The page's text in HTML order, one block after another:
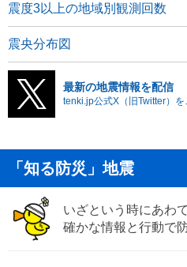
震度3以上の地域別観測回数
震央分布図
最新の地震情報を配信
tenki.jp公式X（旧Twitter）を
「知る防災」地震
いざという時にあわ
確かな情報と行動で